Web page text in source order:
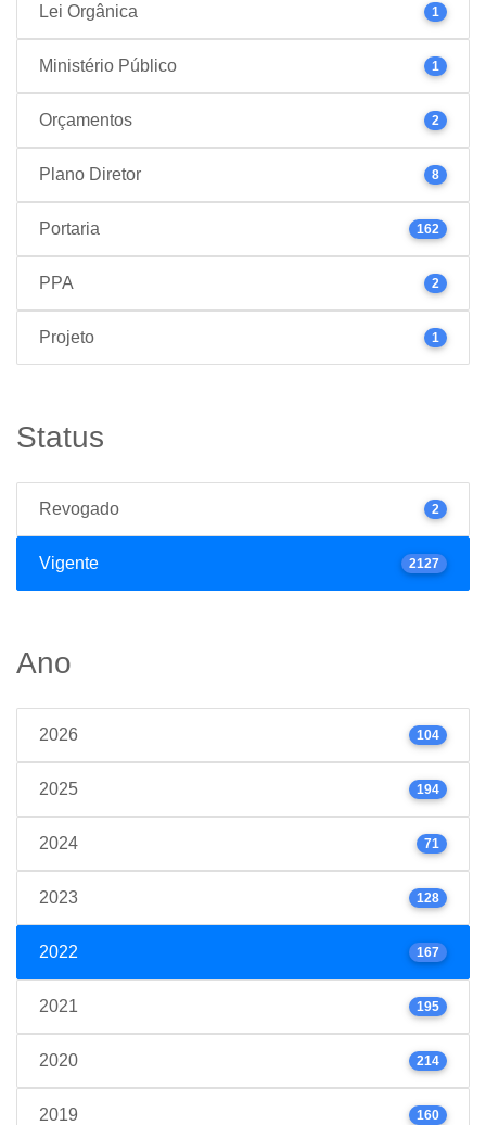
Lei Orgânica 1
Ministério Público 1
Orçamentos 2
Plano Diretor 8
Portaria 162
PPA 2
Projeto 1
Status
Revogado 2
Vigente 2127
Ano
2026 104
2025 194
2024 71
2023 128
2022 167
2021 195
2020 214
2019 160